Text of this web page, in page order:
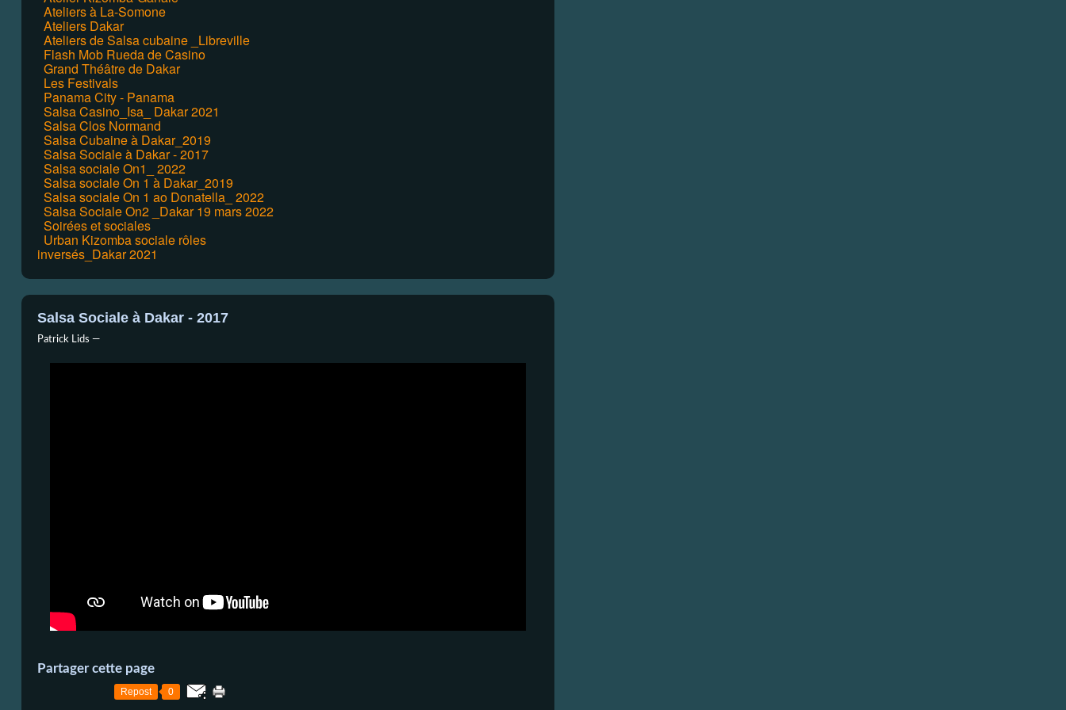
Ateliers à La-Somone
Ateliers Dakar
Ateliers de Salsa cubaine _Libreville
Flash Mob Rueda de Casino
Grand Théâtre de Dakar
Les Festivals
Panama City - Panama
Salsa Casino_Isa_ Dakar 2021
Salsa Clos Normand
Salsa Cubaine à Dakar_2019
Salsa Sociale à Dakar - 2017
Salsa sociale On1_ 2022
Salsa sociale On 1 à Dakar_2019
Salsa sociale On 1 ao Donatella_ 2022
Salsa Sociale On2 _Dakar 19 mars 2022
Soirées et sociales
Urban Kizomba sociale rôles
inversés_Dakar 2021
Salsa Sociale à Dakar - 2017
Patrick Lids —
Partager cette page
Repost 0